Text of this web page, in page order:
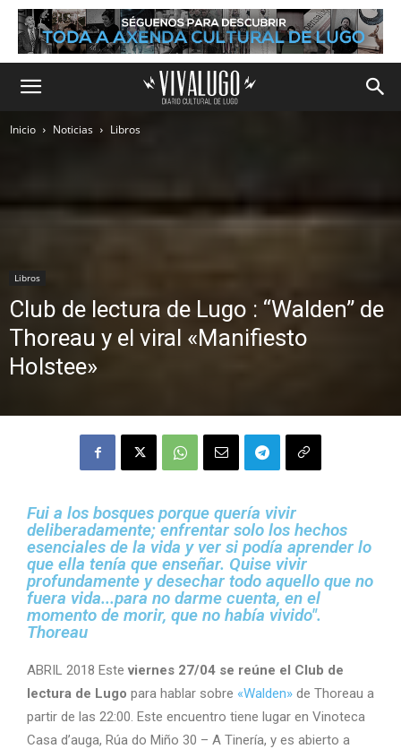
Inicio Noticias Libros
Libros
Club de lectura de Lugo : “Walden” de
Thoreau y el viral «Manifiesto
Holstee»
Fui a los bosques porque quería vivir
deliberadamente; enfrentar solo los hechos
esenciales de la vida y ver si podía aprender lo
que ella tenía que enseñar. Quise vivir
profundamente y desechar todo aquello que no
fuera vida...para no darme cuenta, en el
momento de morir, que no había vivido".
Thoreau
ABRIL 2018 Esteviernes 27/04 se reúne el Club de
lectura de Lugo para hablar sobre «Walden» de Thoreau a
partir de las 22:00. Este encuentro tiene lugar en Vinoteca
Casa d’auga, Rúa do Miño 30 – A Tinería, y es abierto a